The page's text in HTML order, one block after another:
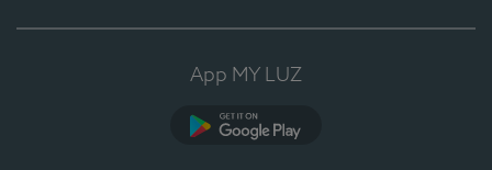
App MY LUZ